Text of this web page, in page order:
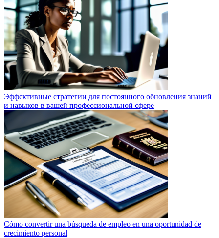
Эффективные стратегии для постоянного обновления знаний
и навыков в вашей профессиональной сфере
Cómo convertir una búsqueda de empleo en una oportunidad de
crecimiento personal